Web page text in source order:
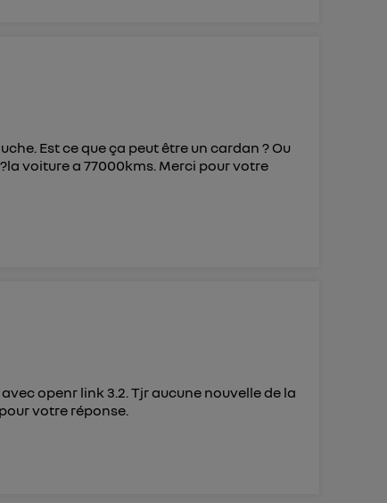
Est ce que ça peut être un cardan ? Ou
voiture a 77000kms. Merci pour votre
openr link 3.2. Tjr aucune nouvelle de la
votre réponse.